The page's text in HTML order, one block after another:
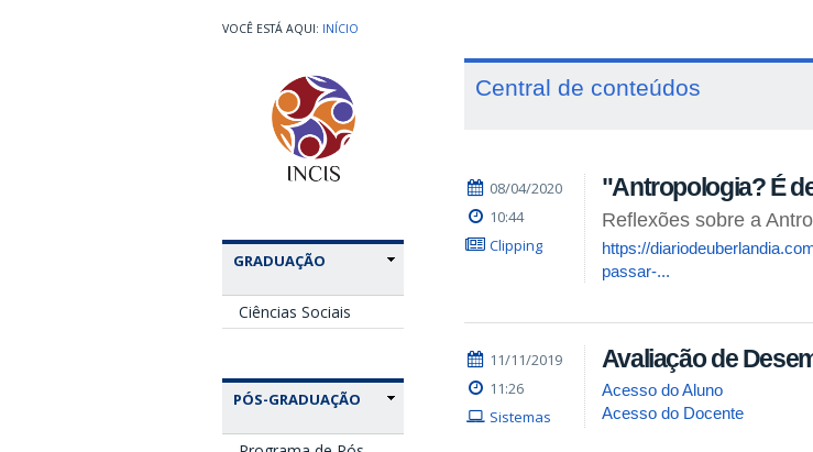
INÍCIO
GRADUAÇÃO
Ciências Sociais
PÓS-GRADUAÇÃO
Central de conteúdos
08/04/2020
10:44
Clipping
"Antropologia? É
Reflexões sobre a
https://
passar-...
11/11/2019
11:26
Sistemas
Avaliação de
Acesso do Aluno
Acesso do Docente